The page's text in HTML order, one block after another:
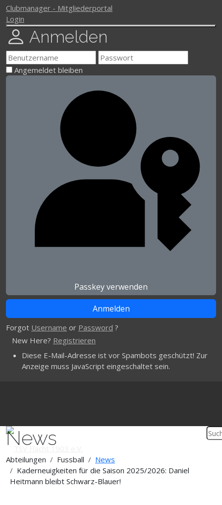
Clubmanager - Mitgliederportal
Login
Anmelden
Angemeldet bleiben
Passkey verwenden
Forgot Username or Password ?
New Here? Registrieren
Diese E-Mail-Adresse ist vor Spambots geschützt! Zur
Anzeige muss JavaScript eingeschaltet sein.
News
Abteilungen Fussball
News
Kaderneuigkeiten für die Saison 2025/2026: Daniel
Heitmann bleibt Schwarz-Blauer!